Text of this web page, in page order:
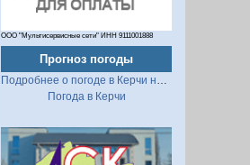
ООО "Мультисервисные сети" ИНН 9111001888
Прогноз погоды
Подробнее о погоде в Керчи на 2 недели
Погода в Керчи